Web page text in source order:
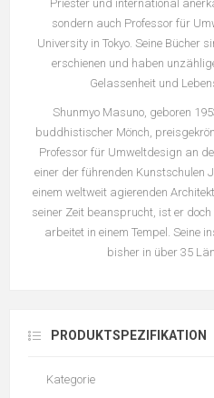
Priester und international
sondern auch Professor für
University in Tokyo. Seine Bücher
erschienen und haben
Gelassenheit und
Shunmyo Masuno, geboren
buddhistischer Mönch,
Professor für Umweltdesign an
einer der führenden Kunstschulen
einem weltweit agierenden
seiner Zeit beansprucht, ist er
arbeitet in einem Tempel. Seine
bisher in über 35
PRODUKTSPEZIFIKATION
Kategorie